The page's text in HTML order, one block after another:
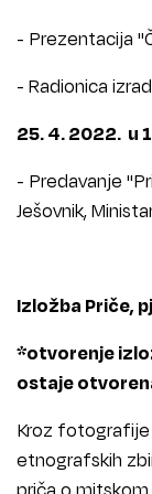
- Prezentacija
- Radionica
25. 4. 2022. u
- Predavanje
Ješovnik,
Izložba Priče,
*otvorenje
ostaje
Kroz fotografije
etnografskih